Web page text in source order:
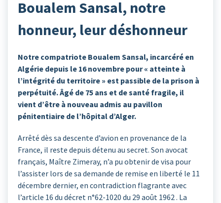
Boualem Sansal, notre
honneur, leur déshonneur
Notre compatriote Boualem Sansal, incarcéré en
Algérie depuis le 16 novembre pour « atteinte à
l’intégrité du territoire » est passible de la prison à
perpétuité. Âgé de 75 ans et de santé fragile, il
vient d’être à nouveau admis au pavillon
pénitentiaire de l’hôpital d’Alger.
Arrêté dès sa descente d’avion en provenance de la
France, il reste depuis détenu au secret. Son avocat
français, Maître Zimeray, n’a pu obtenir de visa pour
l’assister lors de sa demande de remise en liberté le 11
décembre dernier, en contradiction flagrante avec
l’article 16 du décret n°62-1020 du 29 août 1962 . La